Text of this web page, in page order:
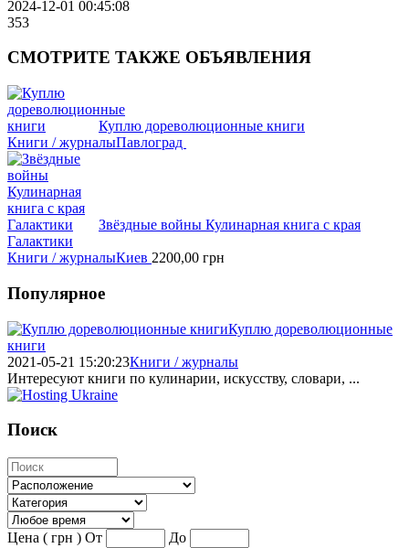
2024-12-01 00:45:08
353
СМОТРИТЕ ТАКЖЕ ОБЪЯВЛЕНИЯ
Куплю дореволюционные книги
Книги / журналыПавлоград
Звёздные войны Кулинарная книга с края
Галактики
Книги / журналыКиев 2200,00 грн
Популярное
Куплю дореволюционные
книги
2021-05-21 15:20:23Книги / журналы
Интересуют книги по кулинарии, искусству, словари, ...
Поиск
Цена ( грн ) От
До